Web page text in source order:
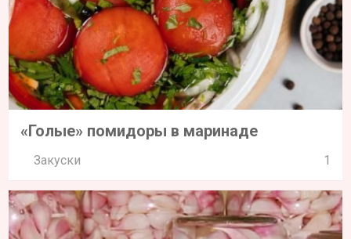
«Голые» помидоры в маринаде
Закуски 1